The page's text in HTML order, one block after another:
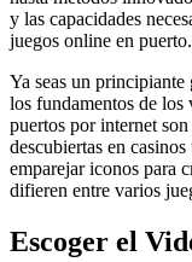
y las capacidades
juegos online en puerto.
Ya seas un
los fundamentos de
puertos por internet
descubiertas en
emparejar iconos para
difieren entre varios
Escoger el